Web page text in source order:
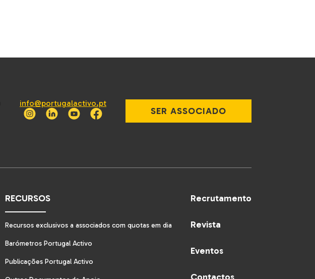
info@portugalactivo.pt
SER ASSOCIADO
RECURSOS
Recursos exclusivos a associados com quotas em dia
Barómetros Portugal Activo
Publicações Portugal Activo
Recrutamento
Revista
Eventos